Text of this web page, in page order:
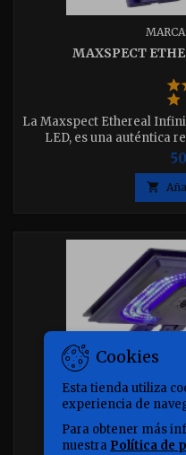
MARCA:
MAXSPECT
La Maxspect Ethereal
LED, es una auténtica
acuarios marinos.
exigentes, ofrece una
potencia,

Cookies
Esta tienda utiliza
experiencia de
Para obtener más
nuestra Política de